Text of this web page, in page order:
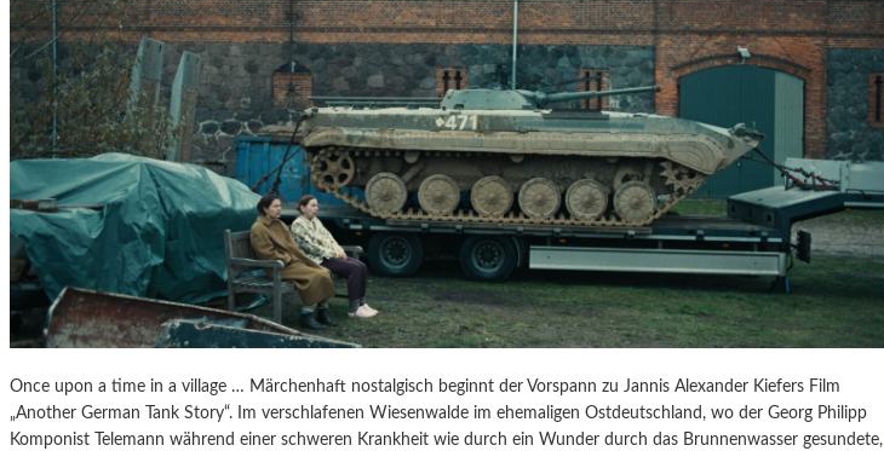
Č
E
K
S
„
D
I
E
A
U
S
F
L
G
E
Once upon a time in a village … Märchenhaft nostalgisch beginnt der Vorspann zu Jannis Alexander Kiefers Film
„Another German Tank Story“. Im verschlafenen Wiesenwalde im ehemaligen Ostdeutschland, wo der Georg Philipp
Komponist Telemann während einer schweren Krankheit wie durch ein Wunder durch das Brunnenwasser gesundete,